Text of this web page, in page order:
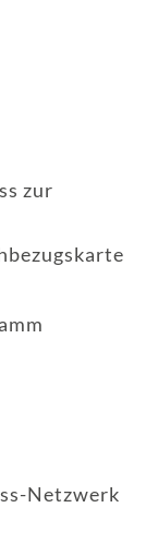
zur
Netzwerk